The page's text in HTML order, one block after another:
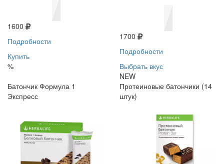
1600
Подробности
Купить
%
1700
Подробности
Выбрать вкус
NEW
Батончик Формула 1
Экспресс
Протеиновые батончики (14
штук)